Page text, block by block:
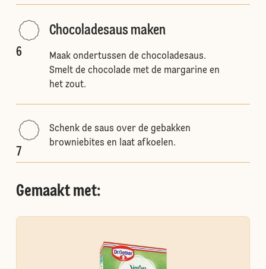
6
Chocoladesaus maken
Maak ondertussen de chocoladesaus.
Smelt de chocolade met de margarine en
het zout.
7
Schenk de saus over de gebakken
browniebites en laat afkoelen.
Gemaakt met: